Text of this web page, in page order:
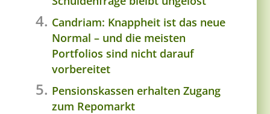
Candriam: Knappheit ist das neue
Normal – und die meisten
Portfolios sind nicht darauf
vorbereitet
Pensionskassen erhalten Zugang
zum Repomarkt